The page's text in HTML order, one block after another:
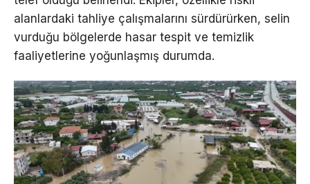
alanlardaki tahliye çalışmalarını sürdürürken, selin
vurduğu bölgelerde hasar tespit ve temizlik
faaliyetlerine yoğunlaşmış durumda.